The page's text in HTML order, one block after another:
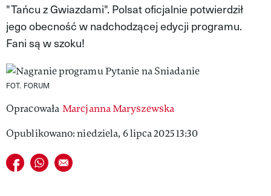
VIVA!ITAKA
MAGAZYN VIVA!
"Tańcu z Gwiazdami". Polsat oficjalnie potwierdził
jego obecność w nadchodzącej edycji programu.
Fani są w szoku!
FOT. FORUM
Opracowała Marcjanna Maryszewska
Opublikowano: niedziela, 6 lipca 2025 13:30
Udostępnij na facebook
Udostępnij na whatsapp
E-mail do przyjaciela